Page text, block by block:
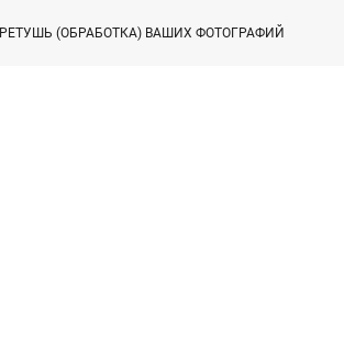
РЕТУШЬ (ОБРАБОТКА) ВАШИХ ФОТОГРАФИЙ